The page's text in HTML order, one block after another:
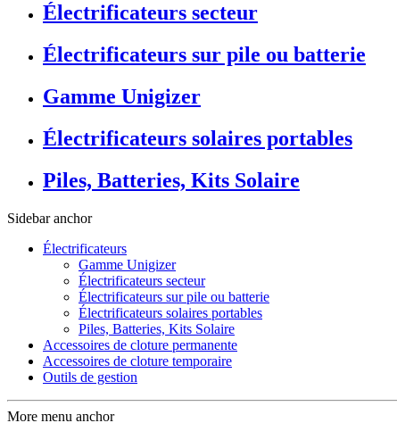
Électrificateurs secteur
Électrificateurs sur pile ou batterie
Gamme Unigizer
Électrificateurs solaires portables
Piles, Batteries, Kits Solaire
Sidebar anchor
Électrificateurs
Gamme Unigizer
Électrificateurs secteur
Électrificateurs sur pile ou batterie
Électrificateurs solaires portables
Piles, Batteries, Kits Solaire
Accessoires de cloture permanente
Accessoires de cloture temporaire
Outils de gestion
More menu anchor